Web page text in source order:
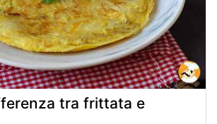
tra frittata e